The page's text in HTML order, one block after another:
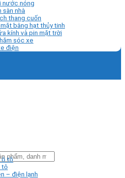
nước nóng
sàn nhà
thang cuốn
bằng hạt thủy tinh
kính và pin mặt trời
sóc xe
điện
ô tô
tô
– điện lạnh